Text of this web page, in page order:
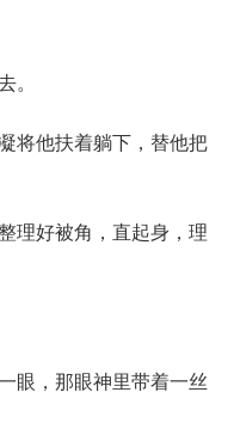
。
他扶着躺下，替他把
好被角，直起身，理
，那眼神里带着一丝